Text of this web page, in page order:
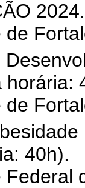
de
horária:
de
40h).
Federal